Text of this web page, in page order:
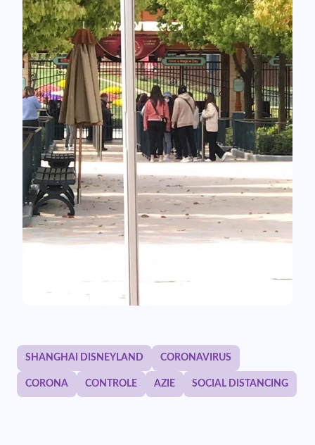
SHANGHAI DISNEYLAND CORONAVIRUS
CORONA CONTROLE AZIE SOCIAL DISTANCING